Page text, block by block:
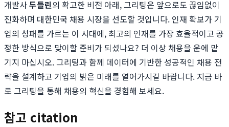
개발사두들린의 확고한 비전 아래, 그리팅은 앞으로도 끊임없이
진화하며 대한민국 채용 시장을 선도할 것입니다. 인재 확보가 기
업의 성패를 가르는 이 시대에, 최고의 인재를 가장 효율적이고 공
정한 방식으로 맞이할 준비가 되셨나요? 더 이상 채용을 운에 맡
기지 마십시오. 그리팅과 함께 데이터에 기반한 성공적인 채용 전
략을 설계하고 기업의 밝은 미래를 열어가시길 바랍니다. 지금 바
로 그리팅을 통해 채용의 혁신을 경험해 보세요.
참고 citation